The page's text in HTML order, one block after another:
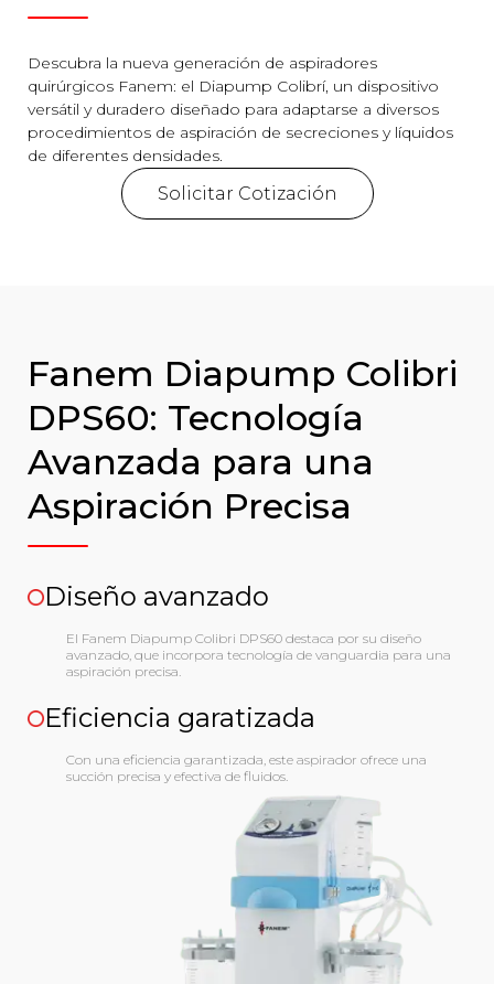
Descubra la nueva generación de aspiradores
quirúrgicos Fanem: el Diapump Colibrí, un dispositivo
versátil y duradero diseñado para adaptarse a diversos
procedimientos de aspiración de secreciones y líquidos
de diferentes densidades.
Solicitar Cotización
Fanem Diapump Colibri
DPS60: Tecnología
Avanzada para una
Aspiración Precisa
Diseño avanzado
El Fanem Diapump Colibri DPS60 destaca por su diseño
avanzado, que incorpora tecnología de vanguardia para una
aspiración precisa.
Eficiencia garatizada
Con una eficiencia garantizada, este aspirador ofrece una
succión precisa y efectiva de fluidos.